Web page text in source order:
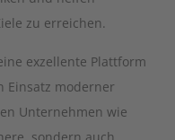
zu erreichen.
exzellente Plattform
Einsatz moderner
Unternehmen wie